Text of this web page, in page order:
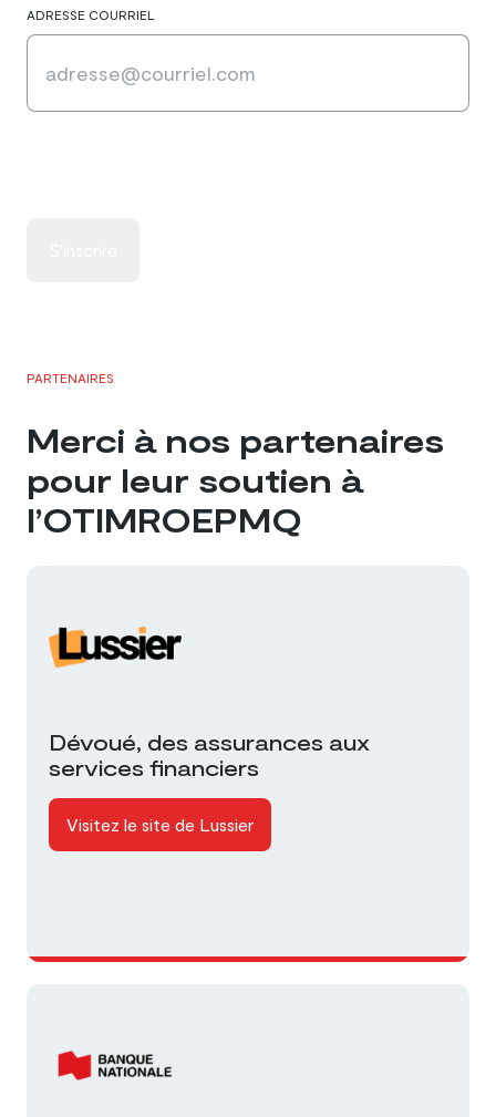
ADRESSE COURRIEL
PARTENAIRES
Merci à nos partenaires
pour leur soutien à
l’OTIMROEPMQ
Dévoué, des assurances aux
services financiers
Visitez le site de Lussier